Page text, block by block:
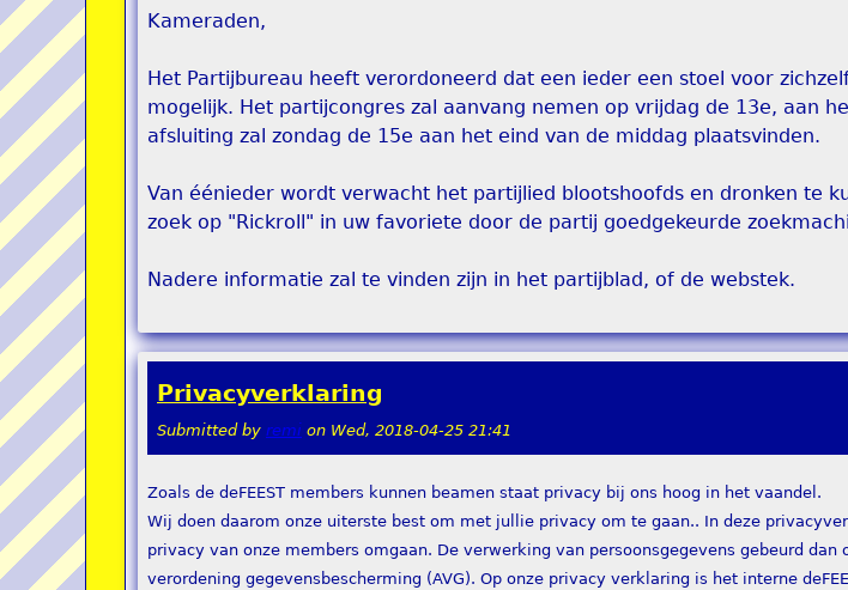
Kameraden,
Het Partijbureau heeft verordoneerd dat een ieder een stoel voor
mogelijk. Het partijcongres zal aanvang nemen op vrijdag de 13e, aan
afsluiting zal zondag de 15e aan het eind van de middag plaatsvinden.
Van éénieder wordt verwacht het partijlied blootshoofds en dronken te
zoek op "Rickroll" in uw favoriete door de partij goedgekeurde
Nadere informatie zal te vinden zijn in het partijblad, of de webstek.
Privacyverklaring
Submitted by remi on Wed, 2018-04-25 21:41
Zoals de deFEEST members kunnen beamen staat privacy bij ons hoog in het vaandel.
Wij doen daarom onze uiterste best om met jullie privacy om te gaan.. In deze
privacy van onze members omgaan. De verwerking van persoonsgegevens gebeurd dan
verordening gegevensbescherming (AVG). Op onze privacy verklaring is het interne